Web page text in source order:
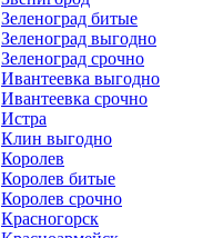
Зеленоград битые
Зеленоград выгодно
Зеленоград срочно
Ивантеевка выгодно
Ивантеевка срочно
Истра
Клин выгодно
Королев
Королев битые
Королев срочно
Красногорск